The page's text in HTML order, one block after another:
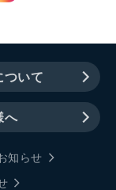
ついて
へ
知らせ